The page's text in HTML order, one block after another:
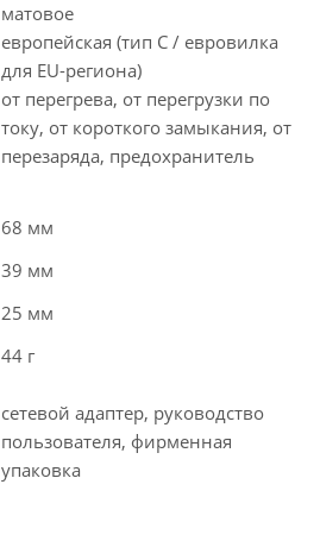
матовое
европейская (тип C / евровилка
для EU-региона)
от перегрева, от перегрузки по
току, от короткого замыкания, от
перезаряда, предохранитель
68 мм
39 мм
25 мм
44 г
сетевой адаптер, руководство
пользователя, фирменная
упаковка